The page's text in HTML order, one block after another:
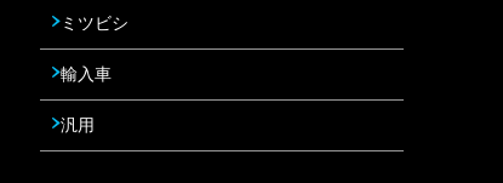
ミツビシ
輸入車
汎用